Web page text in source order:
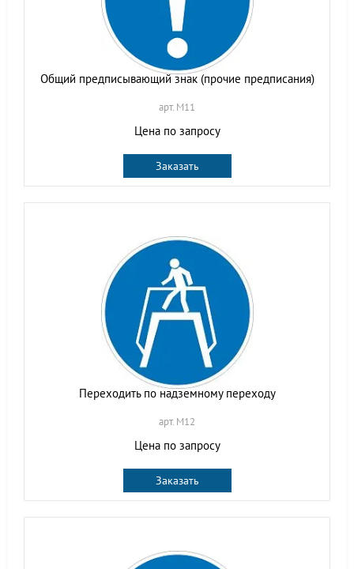
Общий предписывающий знак (прочие предписания)
арт. M11
Цена по запросу
Заказать
Переходить по надземному переходу
арт. M12
Цена по запросу
Заказать